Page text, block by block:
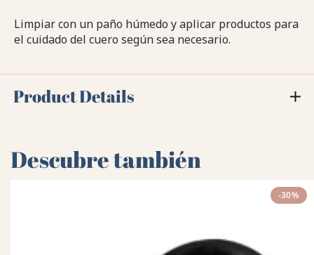
Limpiar con un paño húmedo y aplicar productos para
el cuidado del cuero según sea necesario.
Product Details
Descubre también
-30%